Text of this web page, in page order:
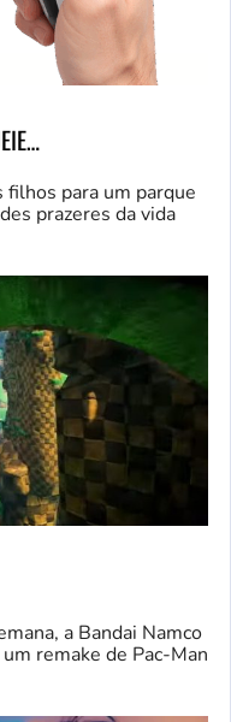
filhos para um parque
prazeres da vida
a Bandai Namco
remake de Pac-Man